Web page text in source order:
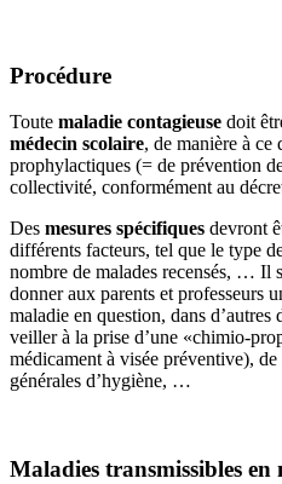
Procédure
Toute maladie contagieuse doit
médecin scolaire, de manière à ce
prophylactiques (= de prévention
collectivité, conformément au
Des mesures spécifiques devront
différents facteurs, tel que le type
nombre de malades recensés, … Il
donner aux parents et professeurs
maladie en question, dans
veiller à la prise d’une «chimio-
médicament à visée préventive),
générales d’hygiène, …
Maladies transmissibles en